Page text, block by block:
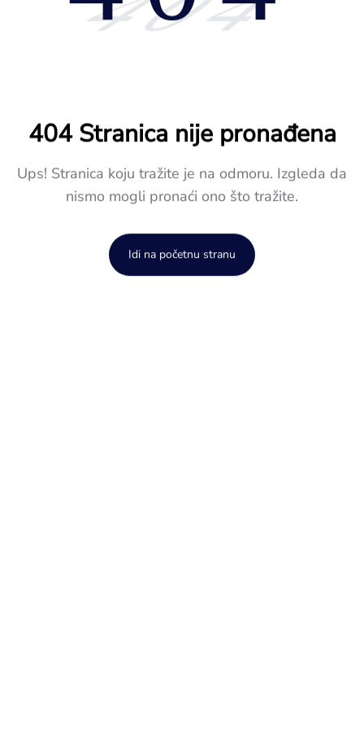
404 Stranica nije pronađena
Ups! Stranica koju tražite je na odmoru. Izgleda da
nismo mogli pronaći ono što tražite.
Idi na početnu stranu